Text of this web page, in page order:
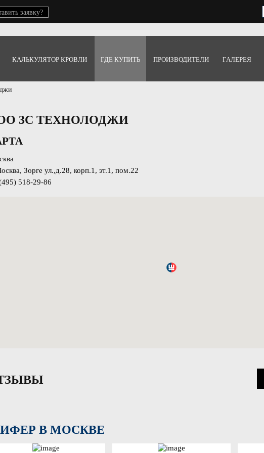
заявку?
КАЛЬКУЛЯТОР КРОВЛИ ГДЕ КУПИТЬ ПРОИЗВОДИТЕЛИ ГАЛЕРЕЯ
3С ТЕХНОЛОДЖИ
Зорге ул.,д.28, корп.1, эт.1, пом.22
518-29-86
В МОСКВЕ